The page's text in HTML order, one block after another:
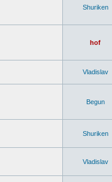
Shuriken
hof
Vladislav
Begun
Shuriken
Vladislav